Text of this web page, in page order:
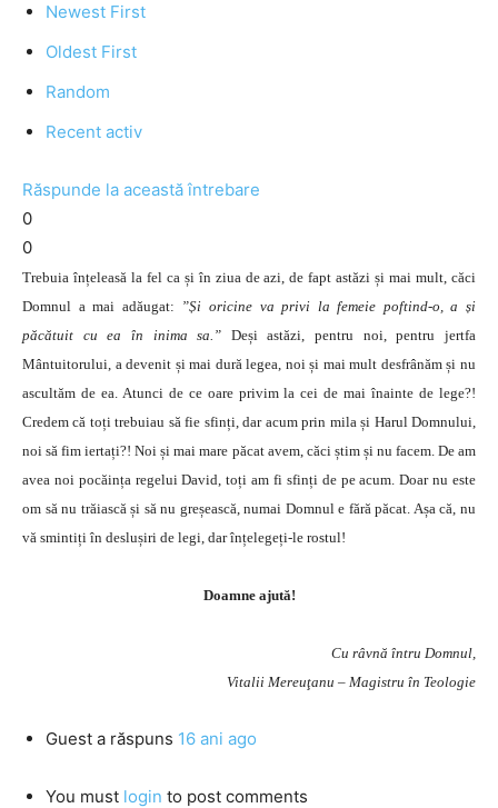
Newest First
Oldest First
Random
Recent activ
Răspunde la această întrebare
0
0
Trebuia înțeleasă la fel ca și în ziua de azi, de fapt astăzi și mai mult, căci
Domnul a mai adăugat: ”Și oricine va privi la femeie poftind-o, a și
păcătuit cu ea în inima sa.” Deși astăzi, pentru noi, pentru jertfa
Mântuitorului, a devenit și mai dură legea, noi și mai mult desfrânăm și nu
ascultăm de ea. Atunci de ce oare privim la cei de mai înainte de lege?!
Credem că toți trebuiau să fie sfinți, dar acum prin mila și Harul Domnului,
noi să fim iertați?! Noi și mai mare păcat avem, căci știm și nu facem. De am
avea noi pocăința regelui David, toți am fi sfinți de pe acum. Doar nu este
om să nu trăiască și să nu greșească, numai Domnul e fără păcat. Așa că, nu
vă smintiți în deslușiri de legi, dar înțelegeți-le rostul!
Doamne ajută!
Cu râvnă întru Domnul,
Vitalii Mereuţanu – Magistru în Teologie
Guest a răspuns 16 ani ago
You must login to post comments